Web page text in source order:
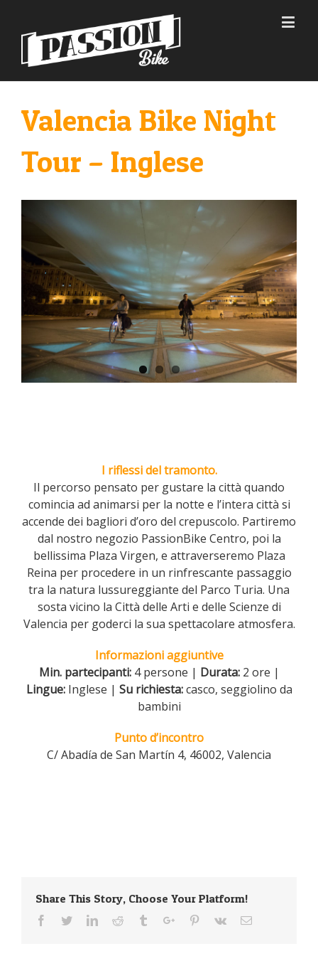
Valencia Bike Night
Tour – Inglese
I riflessi del tramonto.
Il percorso pensato per gustare la città quando
comincia ad animarsi per la notte e l’intera città si
accende dei bagliori d’oro del crepuscolo. Partiremo
dal nostro negozio PassionBike Centro, poi la
bellissima Plaza Virgen, e attraverseremo Plaza
Reina per procedere in un rinfrescante passaggio
tra la natura lussureggiante del Parco Turia. Una
sosta vicino la Città delle Arti e delle Scienze di
Valencia per goderci la sua spettacolare atmosfera.
Informazioni aggiuntive
Min. partecipanti:4 persone | Durata: 2 ore |
Lingue: Inglese | Su richiesta:casco, seggiolino da
bambini
Punto d’incontro
C/ Abadía de San Martín 4, 46002, Valencia
Share This Story, Choose Your Platform!
Facebook
TwitterLinkedinReddit TumblrGoogleplus
Pinterest
Vk Email